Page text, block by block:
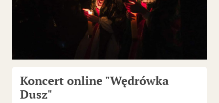
Koncert online "Wędrówka
Dusz"